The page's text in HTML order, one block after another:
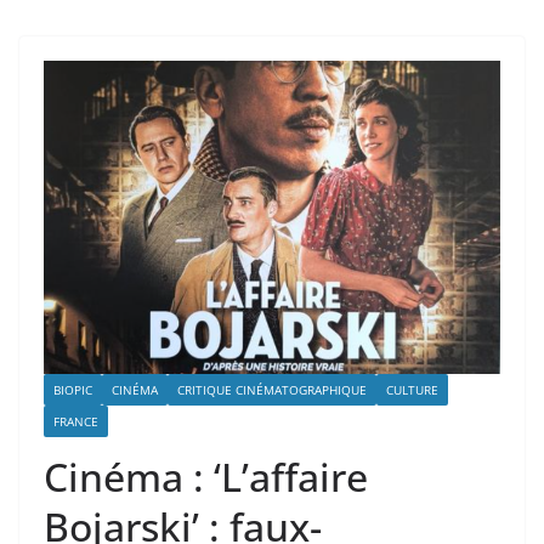
BIOPIC CINÉMA CRITIQUE CINÉMATOGRAPHIQUE
CULTURE
FRANCE
Cinéma : ‘L’affaire
Bojarski’ : faux-